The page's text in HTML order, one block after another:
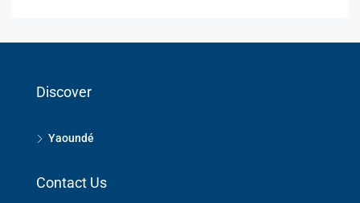
Discover
Yaoundé
Contact Us